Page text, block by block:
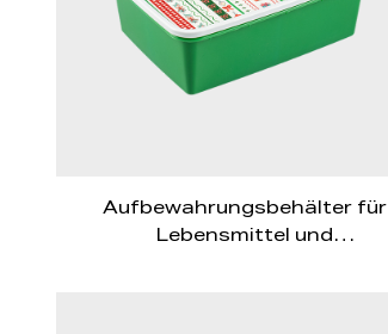
Aufbewahrungsbehälter für
Lebensmittel und